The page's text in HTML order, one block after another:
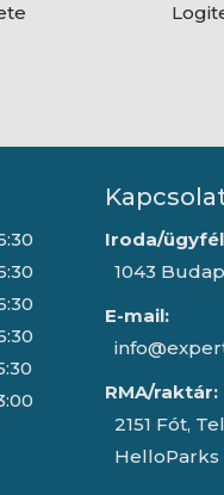
Iroda/
1043
E-mail:
RMA/raktár:
2151 Fót,
HelloParks